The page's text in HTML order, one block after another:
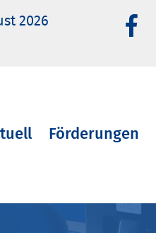
2026
Förderungen